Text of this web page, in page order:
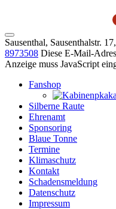
Sausenthal, Sausenthalstr.
8973508 Diese E-Mail-
Anzeige muss JavaScript
Fanshop
Silberne Raute
Ehrenamt
Sponsoring
Blaue Tonne
Termine
Klimaschutz
Kontakt
Schadensmeldung
Datenschutz
Impressum